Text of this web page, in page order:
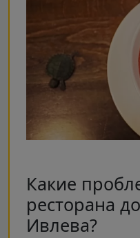
Какие
ресторана
Ивлева?